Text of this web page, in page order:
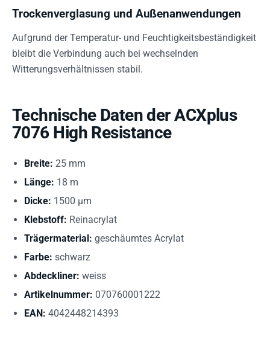
Trockenverglasung und Außenanwendungen
Aufgrund der Temperatur- und Feuchtigkeitsbeständigkeit
bleibt die Verbindung auch bei wechselnden
Witterungsverhältnissen stabil.
Technische Daten der ACXplus
7076 High Resistance
Breite: 25 mm
Länge: 18 m
Dicke: 1500 µm
Klebstoff: Reinacrylat
Trägermaterial: geschäumtes Acrylat
Farbe: schwarz
Abdeckliner: weiss
Artikelnummer: 070760001222
EAN: 4042448214393